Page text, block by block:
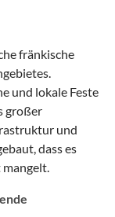
fränkische
und lokale Feste
großer
und
dass es